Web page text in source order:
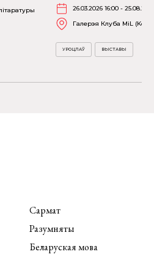
26.03.2026 16:00 -
Галерэя Клуба MiL
УРОЦЛАЎ ВЫСТАВЫ
Сармат
Разумняты
Беларуская мова